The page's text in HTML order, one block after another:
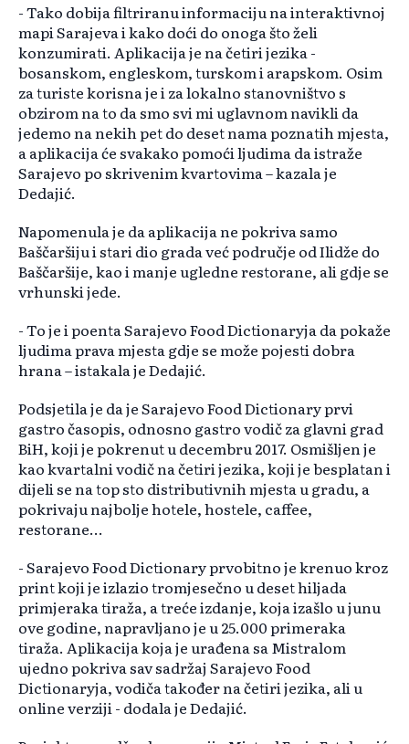
- Tako dobija filtriranu informaciju na interaktivnoj
mapi Sarajeva i kako doći do onoga što želi
konzumirati. Aplikacija je na četiri jezika -
bosanskom, engleskom, turskom i arapskom. Osim
za turiste korisna je i za lokalno stanovništvo s
obzirom na to da smo svi mi uglavnom navikli da
jedemo na nekih pet do deset nama poznatih mjesta,
a aplikacija će svakako pomoći ljudima da istraže
Sarajevo po skrivenim kvartovima – kazala je
Dedajić.
Napomenula je da aplikacija ne pokriva samo
Baščaršiju i stari dio grada već područje od Ilidže do
Baščaršije, kao i manje ugledne restorane, ali gdje se
vrhunski jede.
- To je i poenta Sarajevo Food Dictionaryja da pokaže
ljudima prava mjesta gdje se može pojesti dobra
hrana – istakala je Dedajić.
Podsjetila je da je Sarajevo Food Dictionary prvi
gastro časopis, odnosno gastro vodič za glavni grad
BiH, koji je pokrenut u decembru 2017. Osmišljen je
kao kvartalni vodič na četiri jezika, koji je besplatan i
dijeli se na top sto distributivnih mjesta u gradu, a
pokrivaju najbolje hotele, hostele, caffee,
restorane…
- Sarajevo Food Dictionary prvobitno je krenuo kroz
print koji je izlazio tromjesečno u deset hiljada
primjeraka tiraža, a treće izdanje, koja izašlo u junu
ove godine, napravljano je u 25.000 primeraka
tiraža. Aplikacija koja je urađena sa Mistralom
ujedno pokriva sav sadržaj Sarajevo Food
Dictionaryja, vodiča također na četiri jezika, ali u
online verziji - dodala je Dedajić.